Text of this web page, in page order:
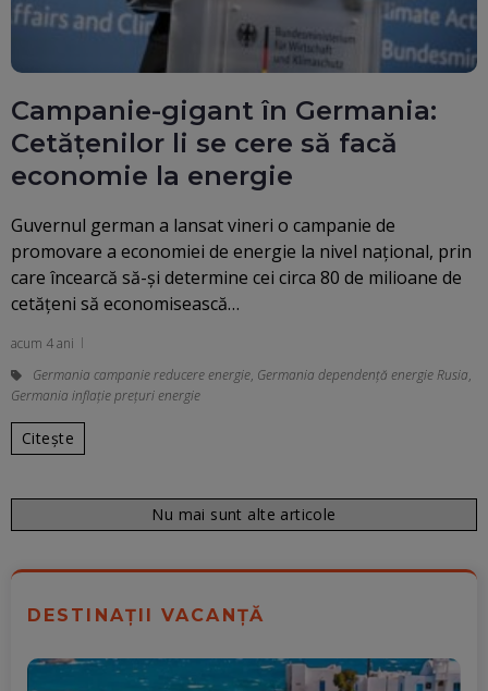
Campanie-gigant în Germania:
Cetățenilor li se cere să facă
economie la energie
Guvernul german a lansat vineri o campanie de
promovare a economiei de energie la nivel naţional, prin
care încearcă să-şi determine cei circa 80 de milioane de
cetăţeni să economisească…
acum 4 ani
Germania campanie reducere energie, Germania dependență energie Rusia,
Germania inflație prețuri energie
Citește
Nu mai sunt alte articole
DESTINAȚII VACANȚĂ